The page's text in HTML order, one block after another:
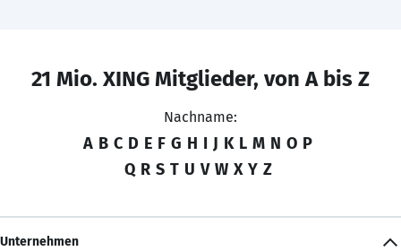
21 Mio. XING Mitglieder, von A bis Z
Nachname:
A B C D E F G H I J K L M N O P
Q R S T U V W X Y Z
Unternehmen